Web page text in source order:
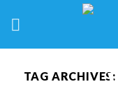
TAG ARCHIVES: